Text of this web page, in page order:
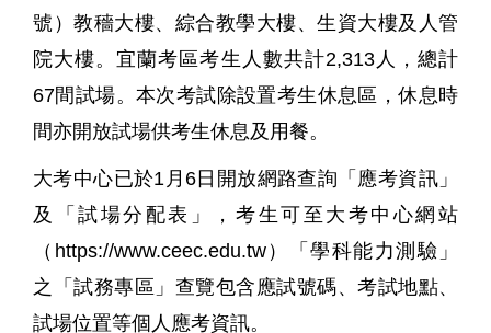
號）教穡大樓、綜合教學大樓、生資大樓及人管
院大樓。宜蘭考區考生人數共計2,313人，總計
67間試場。本次考試除設置考生休息區，休息時
間亦開放試場供考生休息及用餐。
大考中心已於1 月 6 日開放網路查詢「應考資訊」
及「試場分配表」，考生可至大考中心網站
（ https://www.ceec.edu.tw）「學科能力測驗」
之「試務專區」查覽包含應試號碼、考試地點、
試場位置等個人應考資訊。